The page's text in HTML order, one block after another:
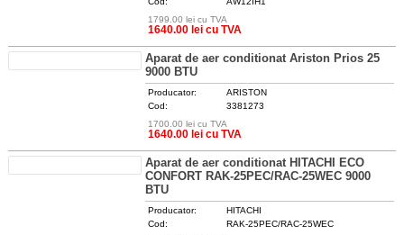
1799.00 lei cu TVA
1640.00 lei cu TVA
Aparat de aer conditionat Ariston Prios 25
9000 BTU
Producator:
ARISTON
Cod:
3381273
1700.00 lei cu TVA
1640.00 lei cu TVA
Aparat de aer conditionat HITACHI ECO
CONFORT RAK-25PEC/RAC-25WEC 9000
BTU
Producator:
HITACHI
Cod:
RAK-25PEC/RAC-25WEC